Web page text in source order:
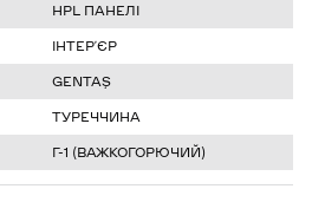
HPL ПАНЕЛІ
ІНТЕР’ЄР
GENTAŞ
ТУРЕЧЧИНА
Г-1 (ВАЖКОГОРЮЧИЙ)